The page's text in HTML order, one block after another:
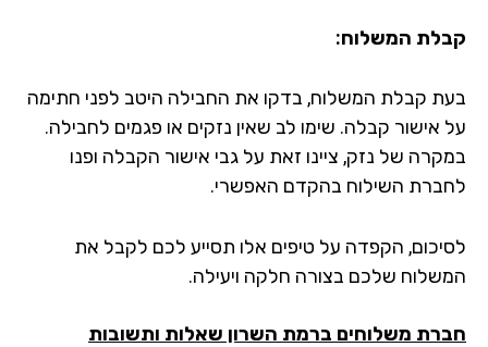
המשלוח:
קבלת המשלוח, בדקו את החבילה היטב לפני חתימה
אישור קבלה. שימו לב שאין נזקים או פגמים לחבילה.
של נזק, ציינו זאת על גבי אישור הקבלה ופנו
השילוח בהקדם האפשרי.
הקפדה על טיפים אלו תסייע לכם לקבל את
שלכם בצורה חלקה ויעילה.
משלוחים ברמת השרון שאלות ותשובות